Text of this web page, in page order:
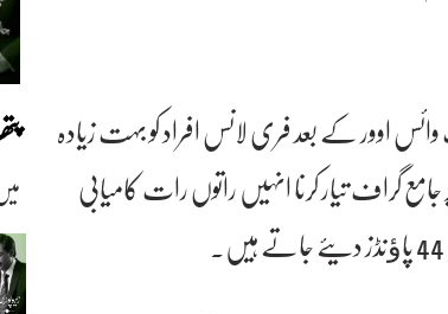
اوور کے بعد فری لانس افراد کو بہت زیادہ
گراف تیار کرنا انہیں راتوں رات کامیابی